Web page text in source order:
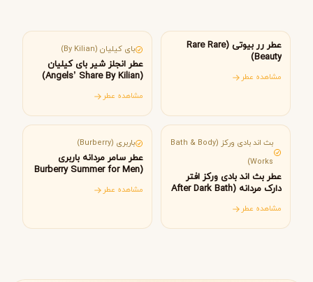
عطر رر بیوتی (Rare Rare
Beauty)
مشاهده عطر
بای کیلیان (By Kilian)
عطر انجلز شیر بای کیلیان
(Angels’ Share By Kilian)
مشاهده عطر
بث اند بادی ورکز (Bath & Body
Works)
عطر بث اند بادی ورکز افتر
دارک مردانه (After Dark Bath
مشاهده عطر
باربری (Burberry)
عطر سامر مردانه باربری
(Burberry Summer for Men
مشاهده عطر